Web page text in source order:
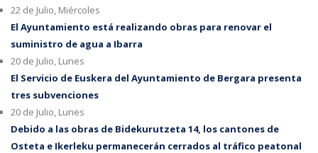
22 de Julio, Miércoles
El Ayuntamiento está realizando obras para renovar el
suministro de agua a Ibarra
20 de Julio, Lunes
El Servicio de Euskera del Ayuntamiento de Bergara presenta
tres subvenciones
20 de Julio, Lunes
Debido a las obras de Bidekurutzeta 14, los cantones de
Osteta e Ikerleku permanecerán cerrados al tráfico peatonal